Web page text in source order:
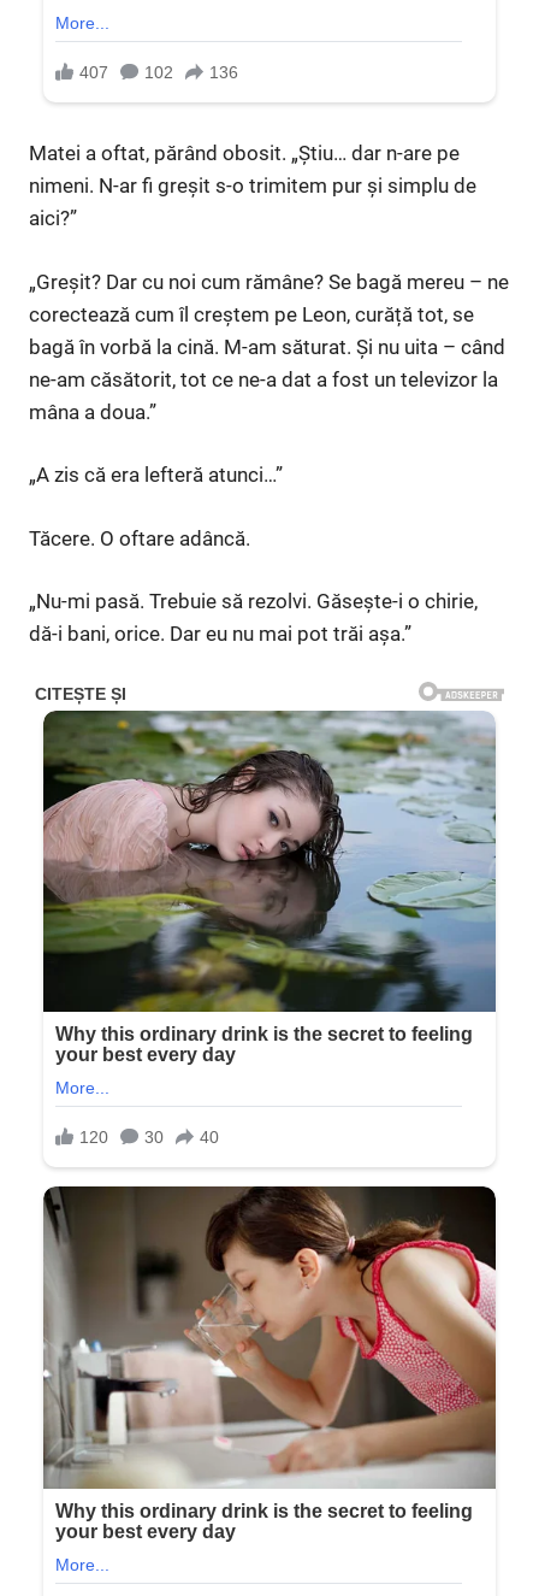
Matei a oftat, părând obosit. „Știu… dar n-are pe
nimeni. N-ar fi greșit s-o trimitem pur și simplu de
aici?”
„Greșit? Dar cu noi cum rămâne? Se bagă mereu – ne
corectează cum îl creștem pe Leon, curăță tot, se
bagă în vorbă la cină. M-am săturat. Și nu uita – când
ne-am căsătorit, tot ce ne-a dat a fost un televizor la
mâna a doua.”
„A zis că era lefteră atunci…”
Tăcere. O oftare adâncă.
„Nu-mi pasă. Trebuie să rezolvi. Găsește-i o chirie,
dă-i bani, orice. Dar eu nu mai pot trăi așa.”